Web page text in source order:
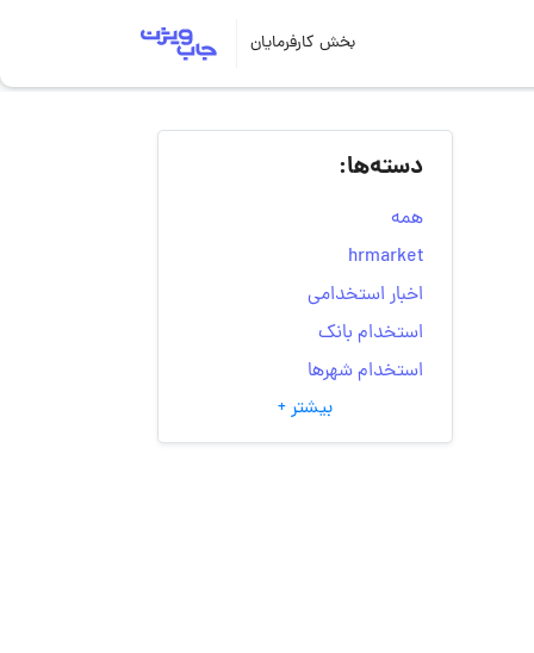
بخش کارفرمایان
دسته‌ها:
همه
hrmarket
اخبار استخدامی
استخدام بانک
استخدام شهرها
انتخاب مسیر شغلی
به‌روزرسانی‌های سایت
بیشتر +